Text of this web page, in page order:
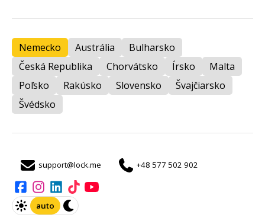
Nemecko Austrália
Bulharsko
Česká Republika
Chorvátsko Írsko
Malta
Poľsko
Rakúsko Slovensko
Švajčiarsko
Švédsko
support@lock.me +48 577 502 902
auto